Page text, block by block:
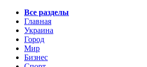
Все разделы
Главная
Украина
Город
Мир
Бизнес